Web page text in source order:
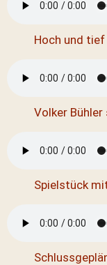
Hoch und tief
Volker
Spielstück